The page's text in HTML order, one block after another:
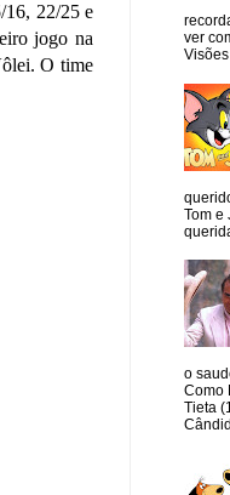
16, 22/25 e
jogo na
O time
ver
Tom e
o
Como
Tieta